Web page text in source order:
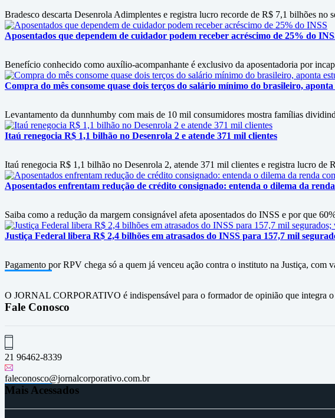
Bradesco descarta Desenrola Adimplentes e registra lucro recorde de R$ 7,1 bilhões
Aposentados que dependem de cuidador podem receber acréscimo de 25% do
Benefício conhecido como auxílio-acompanhante é exclusivo da aposentadoria por
Compra do mês consome quase dois terços do salário mínimo do brasileiro, aponta
Levantamento da dunnhumby com mais de 10 mil consumidores mostra famílias
Itaú renegocia R$ 1,1 bilhão no Desenrola 2 e atende 371 mil clientes
Itaú renegocia R$ 1,1 bilhão no Desenrola 2, atende 371 mil clientes e registra lucro de
Aposentados enfrentam redução de crédito consignado: entenda o dilema da
Saiba como a redução da margem consignável afeta aposentados do INSS e por que
Justiça Federal libera R$ 2,4 bilhões em atrasados do INSS para 157,7 mil
Pagamento por RPV chega só a quem já venceu ação contra o instituto na Justiça, com
O JORNAL CORPORATIVO é indispensável para o formador de opinião que integra
Fale Conosco
21 96462-8339
faleconosco@jornalcorporativo.com.br
Mais Acessados